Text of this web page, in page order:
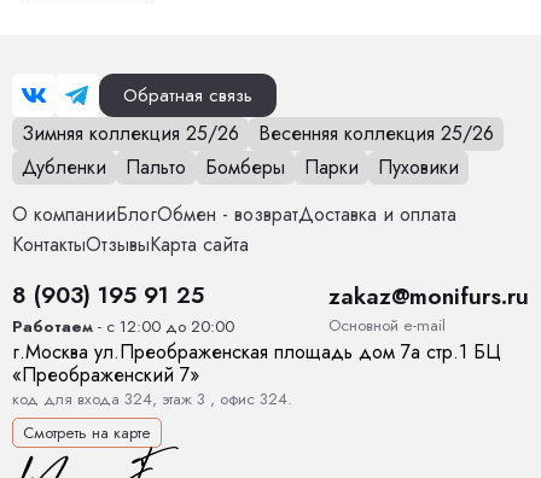
считаются стильными?
Удлиненные пуховики. Удлиненные модели пуховиков,
которые достигают середины бедра или даже колен,
снова в моде. Такие пуховики создают элегантный силуэт
и лучше защищают от холода.
Пуховики с поясом. Модные пуховики с поясом стали
настоящим трендом. Такой элемент одежды помогает
создать стройный силуэт. Пуховик с поясом выглядит
одновременно и женственно, и удобно.
Минималистичные и лаконичные модели. Если раньше в
моде были модели с большими украшениями,
объемными деталями, то сейчас в тренде пуховики с
лаконичным дизайном. Простые линии, нейтральные
цвета (черный, серый, бежевый) и минимальное
Обратная связь
Зимняя коллекция 25/26
Весенняя коллекция 25/26
Дубленки
Пальто Бомберы Парки
Пуховики
О компанииБлогОбмен - возвратДоставка и оплата
КонтактыОтзывыКарта сайта
8 (903) 195 91 25
Работаем - с 12:00 до 20:00
zakaz@monifurs.ru
Основной е-mail
г.Москва ул.Преображенская площадь дом 7а стр.1 БЦ
«Преображенский 7»
код для входа 324, этаж 3 , офис 324.
Смотреть на карте